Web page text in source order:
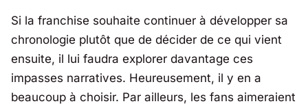
Si la franchise souhaite continuer à développer sa
chronologie plutôt que de décider de ce qui vient
ensuite, il lui faudra explorer davantage ces
impasses narratives. Heureusement, il y en a
beaucoup à choisir. Par ailleurs, les fans aimeraient